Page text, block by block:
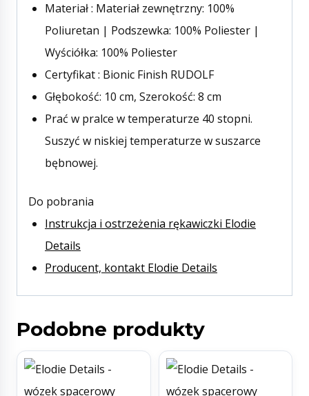
Materiał : Materiał zewnętrzny: 100%
Poliuretan | Podszewka: 100% Poliester |
Wyściółka: 100% Poliester
Certyfikat : Bionic Finish RUDOLF
Głębokość: 10 cm, Szerokość: 8 cm
Prać w pralce w temperaturze 40 stopni.
Suszyć w niskiej temperaturze w suszarce
bębnowej.
Do pobrania
Instrukcja i ostrzeżenia rękawiczki Elodie
Details
Producent, kontakt Elodie Details
Podobne produkty